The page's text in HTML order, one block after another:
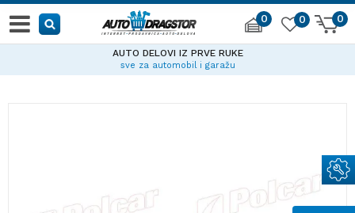
0 0
0
AUTO DELOVI IZ PRVE RUKE
sve za automobil i garažu